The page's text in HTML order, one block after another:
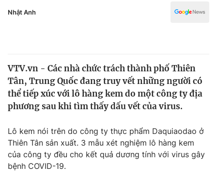
Xã hội
Y tế
Thế giới
Thế giới đó đây
Câu chuyện quốc tế
Kinh tế
Tài chính
Thị trường
Dữ liệu và đời sống
Văn hóa - Giải trí
Giáo dục
Nhật Anh
VTV.vn - Các nhà chức trách thành phố Thiên
Tân, Trung Quốc đang truy vết những người có
thể tiếp xúc với lô hàng kem do một công ty địa
phương sau khi tìm thấy dấu vết của virus.
Lô kem nói trên do công ty thực phẩm Daquiaodao ở
Thiên Tân sản xuất. 3 mẫu xét nghiệm lô hàng kem
của công ty đều cho kết quả dương tính với virus gây
bệnh COVID-19.